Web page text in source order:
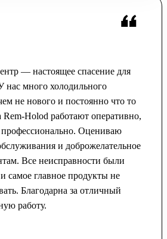
— настоящее спасение для
нас много холодильного
не нового и постоянно что то
Rem-Holod работают оперативно,
Оцениваю
и доброжелательное
Все неисправности были
самое главное продукты не
Благодарна за отличный
работу.